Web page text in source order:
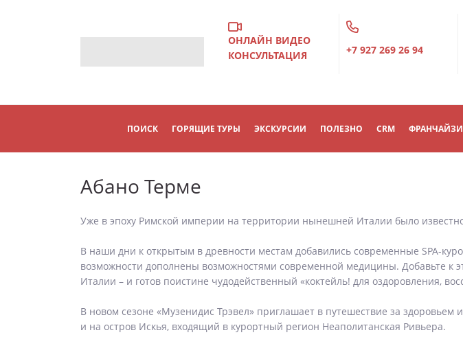
ОНЛАЙН ВИДЕО
КОНСУЛЬТАЦИЯ
+7 927 269 26 94
ПОИСК ГОРЯЩИЕ ТУРЫ ЭКСКУРСИИ ПОЛЕЗНО CRM
Абано Терме
Уже в эпоху Римской империи на территории нынешней Италии было
В наши дни к открытым в древности местам добавились современные SPA-
возможности дополнены возможностями современной медицины. Добавьте к
Италии – и готов поистине чудодейственный «коктейль! для оздоровления,
В новом сезоне «Музенидис Трэвел» приглашает в путешествие за
и на остров Искья, входящий в курортный регион Неаполитанская Ривьера.